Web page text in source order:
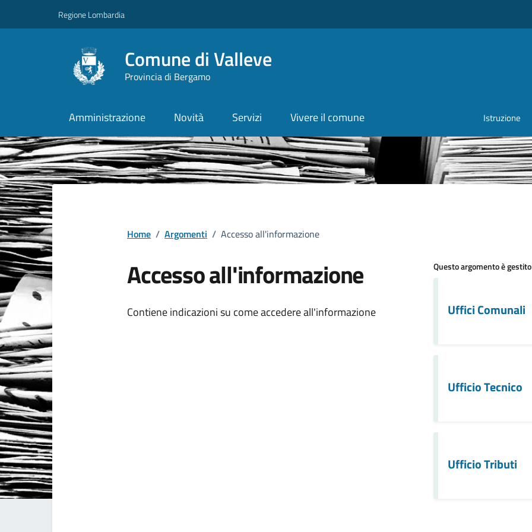
Regione Lombardia
Comune di Valleve
Provincia di Bergamo
Amministrazione Novità Servizi Vivere il comune Istruzione
Home / Argomenti / Accesso all'informazione
Accesso all'informazione
Dettagli della notizia
Contiene indicazioni su come accedere all'informazione
Questo argomento è
Uffici Comunali
Ufficio Tecnico
Ufficio Tributi